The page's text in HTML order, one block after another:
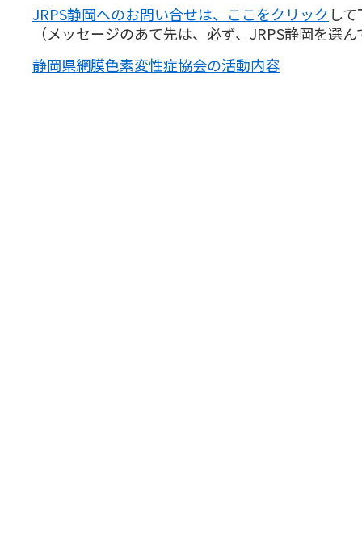
JRPS静岡へのお問い合せは、ここをクリック し
（メッセージのあて先は、必ず、JRPS静岡を選
静岡県網膜色素変性症協会の活動内容